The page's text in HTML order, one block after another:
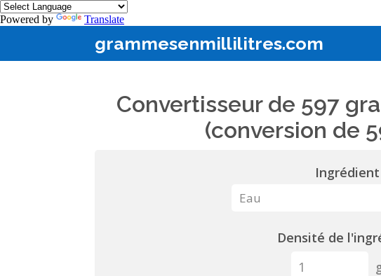
Powered by Translate
grammesenmillilitres.com
Convertisseur de 597
(conversion de
Ingrédient
Densité de